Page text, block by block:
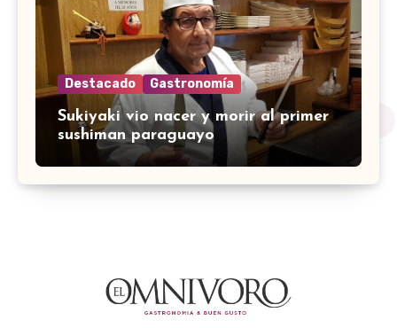
Destacado Gastronomía
Sukiyaki vio nacer y morir al primer
sushiman paraguayo